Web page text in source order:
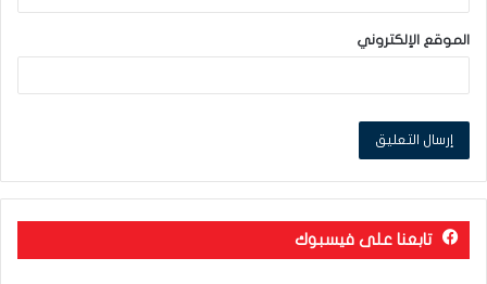
الموقع الإلكتروني
تابعنا على فيسبوك